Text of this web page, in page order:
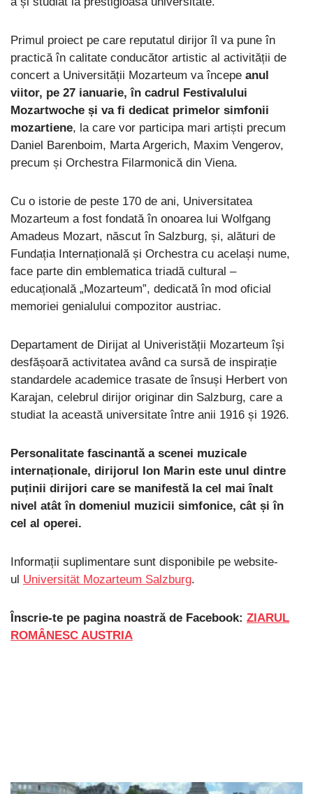
Primul proiect pe care reputatul dirijor îl va pune în
practică în calitate conducător artistic al activității de
concert a Universității Mozarteum va începe anul
viitor, pe 27 ianuarie, în cadrul Festivalului
Mozartwoche și va fi dedicat primelor simfonii
mozartiene, la care vor participa mari artiști precum
Daniel Barenboim, Marta Argerich, Maxim Vengerov,
precum și Orchestra Filarmonică din Viena.
Cu o istorie de peste 170 de ani, Universitatea
Mozarteum a fost fondată în onoarea lui Wolfgang
Amadeus Mozart, născut în Salzburg, și, alături de
Fundația Internațională și Orchestra cu același nume,
face parte din emblematica triadă cultural –
educațională „Mozarteum”, dedicată în mod oficial
memoriei genialului compozitor austriac.
Departament de Dirijat al Univeristății Mozarteum își
desfășoară activitatea având ca sursă de inspirație
standardele academice trasate de însuși Herbert von
Karajan, celebrul dirijor originar din Salzburg, care a
studiat la această universitate între anii 1916 și 1926.
Personalitate fascinantă a scenei muzicale
internaționale, dirijorul Ion Marin este unul dintre
puținii dirijori care se manifestă la cel mai înalt
nivel atât în domeniul muzicii simfonice, cât și în
cel al operei.
Informații suplimentare sunt disponibile pe website-
ul Universität Mozarteum Salzburg.
Înscrie-te pe pagina noastră de Facebook: ZIARUL
ROMÂNESC AUSTRIA